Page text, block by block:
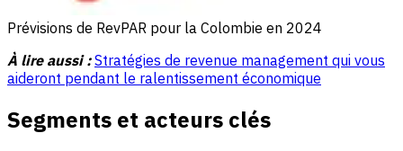
Prévisions de RevPAR pour la Colombie en 2024
À lire aussi :Stratégies de revenue management qui vous
aideront pendant le ralentissement économique
Segments et acteurs clés